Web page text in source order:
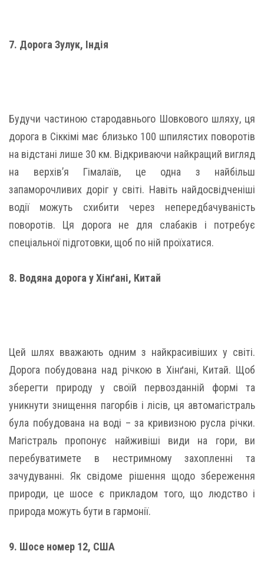
7. Дорога Зулук, Індія
Будучи частиною стародавнього Шовкового шляху, ця
дорога в Сіккімі має близько 100 шпилястих поворотів
на відстані лише 30 км. Відкриваючи найкращий вигляд
на верхів’я Гімалаїв, це одна з найбільш
запаморочливих доріг у світі. Навіть найдосвідченіші
водії можуть схибити через непередбачуваність
поворотів. Ця дорога не для слабаків і потребує
спеціальної підготовки, щоб по ній проїхатися.
8. Водяна дорога у Хінґані, Китай
Цей шлях вважають одним з найкрасивіших у світі.
Дорога побудована над річкою в Хінґані, Китай. Щоб
зберегти природу у своїй первозданній формі та
уникнути знищення пагорбів і лісів, ця автомагістраль
була побудована на воді – за кривизною русла річки.
Магістраль пропонує найживіші види на гори, ви
перебуватимете в нестримному захопленні та
зачудуванні. Як свідоме рішення щодо збереження
природи, це шосе є прикладом того, що людство і
природа можуть бути в гармонії.
9. Шосе номер 12, США